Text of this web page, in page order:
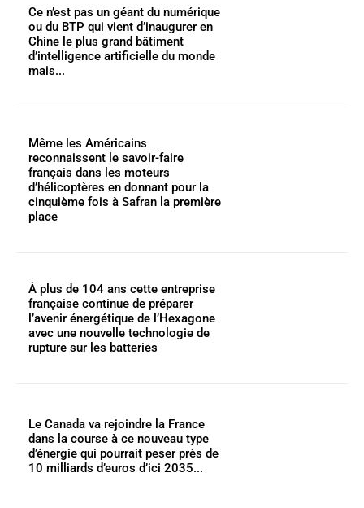
Ce n’est pas un géant du numérique
ou du BTP qui vient d’inaugurer en
Chine le plus grand bâtiment
d’intelligence artificielle du monde
mais...
Même les Américains
reconnaissent le savoir-faire
français dans les moteurs
d’hélicoptères en donnant pour la
cinquième fois à Safran la première
place
À plus de 104 ans cette entreprise
française continue de préparer
l’avenir énergétique de l’Hexagone
avec une nouvelle technologie de
rupture sur les batteries
Le Canada va rejoindre la France
dans la course à ce nouveau type
d’énergie qui pourrait peser près de
10 milliards d’euros d’ici 2035...